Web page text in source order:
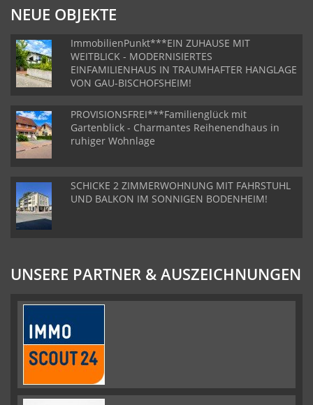
NEUE OBJEKTE
ImmobilienPunkt***EIN ZUHAUSE MIT
WEITBLICK - MODERNISIERTES
EINFAMILIENHAUS IN TRAUMHAFTER HANGLAGE
VON GAU-BISCHOFSHEIM!
PROVISIONSFREI***Familienglück mit
Gartenblick - Charmantes Reihenendhaus in
ruhiger Wohnlage
SCHICKE 2 ZIMMERWOHNUNG MIT FAHRSTUHL
UND BALKON IM SONNIGEN BODENHEIM!
UNSERE PARTNER & AUSZEICHNUNGEN